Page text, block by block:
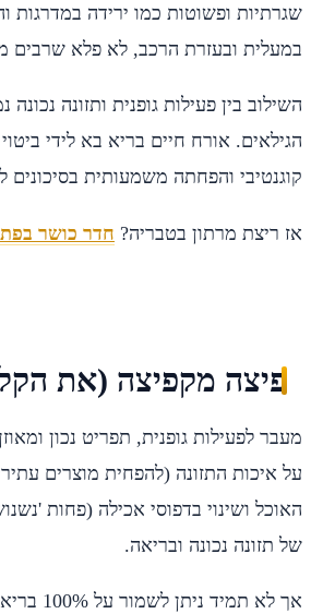
שגרתיות ופשוטות כמו ירידה במדרגות
במעלית ובעזרת הרכב, לא פלא שרבים
השילוב בין פעילות גופנית ותזונה
הגילאים. אורח חיים בריא בא לידי
קוגנטיבי והפחתה משמעותית בסיכונים
אז ריצת מרתון בטבריה? חדר כושר
פיצה מקפיצה (את
מעבר לפעילות גופנית, תפריט נכון
על איכות התזונה (להפחית מוצרים
האוכל ושינוי בדפוסי אכילה (פחות
של תזונה נכונה ובריאה.
אך לא